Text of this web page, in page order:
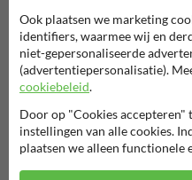
Stel je vraag aan
Ook plaatsen we marketing
identifiers, waarmee wij en
niet-gepersonaliseerde
(advertentiepersonalisatie).
cookiebeleid.
Door op "Cookies accepteren"
instellingen van alle cookies.
plaatsen we alleen functionele